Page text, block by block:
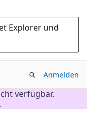
Explorer und
Anmelden
verfügbar.